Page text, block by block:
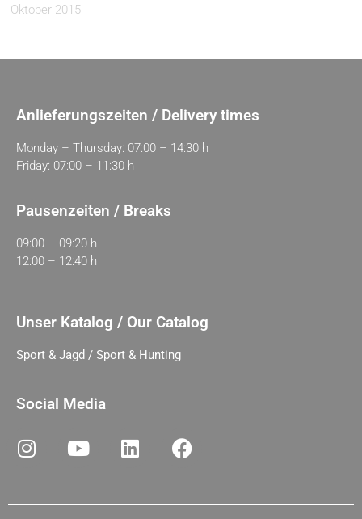
Oktober 2015
Anlieferungszeiten / Delivery times
Monday – Thursday: 07:00 – 14:30 h
Friday: 07:00 – 11:30 h
Pausenzeiten / Breaks
09:00 – 09:20 h
12:00 – 12:40 h
Unser Katalog / Our Catalog
Sport & Jagd / Sport & Hunting
Social Media